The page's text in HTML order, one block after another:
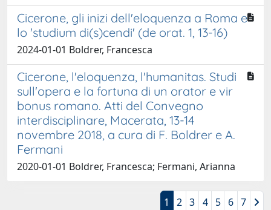
Cicerone, gli inizi dell'eloquenza a Roma e
lo 'studium di(s)cendi' (de orat. 1, 13-16)
2024-01-01 Boldrer, Francesca
Cicerone, l'eloquenza, l'humanitas. Studi
sull'opera e la fortuna di un orator e vir
bonus romano. Atti del Convegno
interdisciplinare, Macerata, 13-14
novembre 2018, a cura di F. Boldrer e A.
Fermani
2020-01-01 Boldrer, Francesca; Fermani, Arianna
1 2 3 4 5 6 7